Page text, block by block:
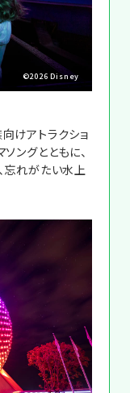
©2026 Disney
けアトラクショ
ングとともに、
忘れがたい水上